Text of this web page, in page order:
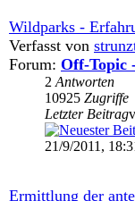
Wildparks -
Verfasst von
Forum: Off-Topic
2 Antworten
10925 Zugriffe
Letzter Beitrag
21/9/2011,
Ermittlung der